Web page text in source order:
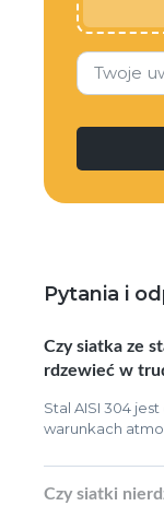
Twoje
Pytania i
Czy siatka ze
rdzewieć w
Stal AISI 304
warunkach
Czy siatki